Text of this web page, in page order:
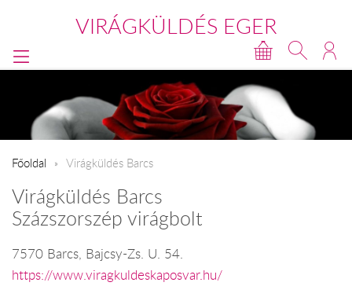
VIRÁGKÜLDÉS EGER
Főoldal Virágküldés Barcs
Virágküldés Barcs
Százszorszép virágbolt
7570 Barcs, Bajcsy-Zs. U. 54.
https://www.viragkuldeskaposvar.hu/